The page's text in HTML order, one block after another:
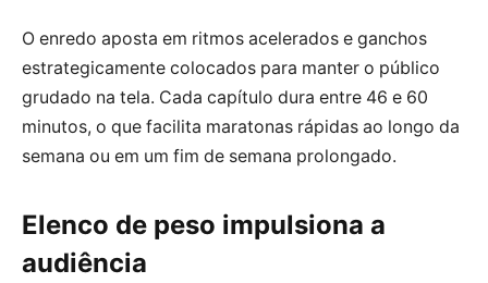
O enredo aposta em ritmos acelerados e ganchos
estrategicamente colocados para manter o público
grudado na tela. Cada capítulo dura entre 46 e 60
minutos, o que facilita maratonas rápidas ao longo da
semana ou em um fim de semana prolongado.
Elenco de peso impulsiona a
audiência